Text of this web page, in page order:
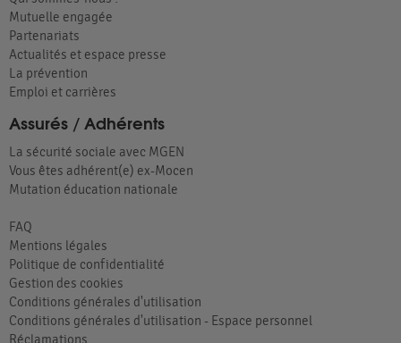
Mutuelle engagée
Partenariats
Actualités et espace presse
La prévention
Emploi et carrières
Assurés / Adhérents
La sécurité sociale avec MGEN
Vous êtes adhérent(e) ex-Mocen
Mutation éducation nationale
FAQ
Mentions légales
Politique de confidentialité
Gestion des cookies
Conditions générales d'utilisation
Conditions générales d'utilisation - Espace personnel
Réclamations